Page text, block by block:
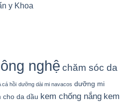
y Khoa
nghệ chăm sóc da
cá hồi dưỡng dài mi navacos dưỡng mi
cho da dầu kem chống nắng kem